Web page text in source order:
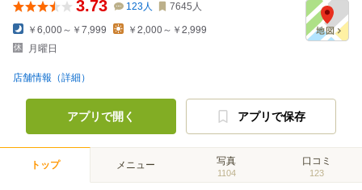
3.73 123人 7645 人
￥6,000～￥7,999
￥2,000～￥2,999
月曜日
店舗情報（詳細）
アプリで開く アプリで保存
トップ メニュー 写真
1104
口コミ
123